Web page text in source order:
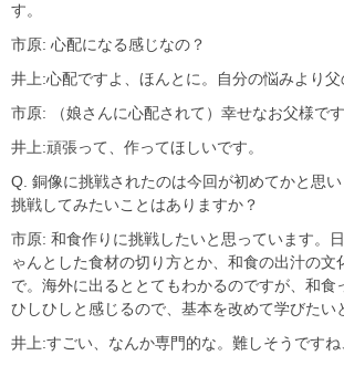
す。
市原: 心配になる感じなの？
井上:心配ですよ、ほんとに。自分の悩みより
市原: （娘さんに心配されて）幸せなお父様です
井上:頑張って、作ってほしいです。
Q. 銅像に挑戦されたのは今回が初めてかと思
挑戦してみたいことはありますか？
市原: 和食作りに挑戦したいと思っています。
ゃんとした食材の切り方とか、和食の出汁の文
で。海外に出るととてもわかるのですが、和食
ひしひしと感じるので、基本を改めて学びたい
井上:すごい、なんか専門的な。難しそうですね